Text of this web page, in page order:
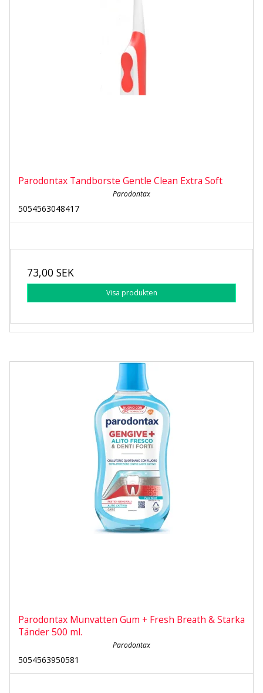
Parodontax Tandborste Gentle Clean Extra Soft
Parodontax
5054563048417
73,00 SEK
Visa produkten
Parodontax Munvatten Gum + Fresh Breath & Starka
Tänder 500 ml.
Parodontax
5054563950581